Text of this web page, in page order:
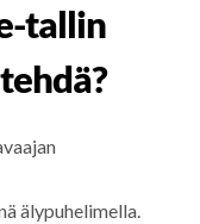
tallin
älypuhelimella.